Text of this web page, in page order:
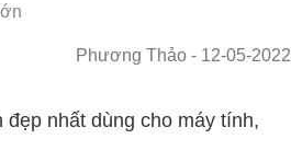
Phương Thảo - 12-05-2022
đẹp nhất dùng cho máy tính,